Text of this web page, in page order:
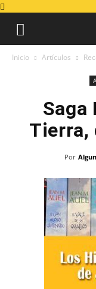
Inicio Artículos
Saga
Tierra,
Por